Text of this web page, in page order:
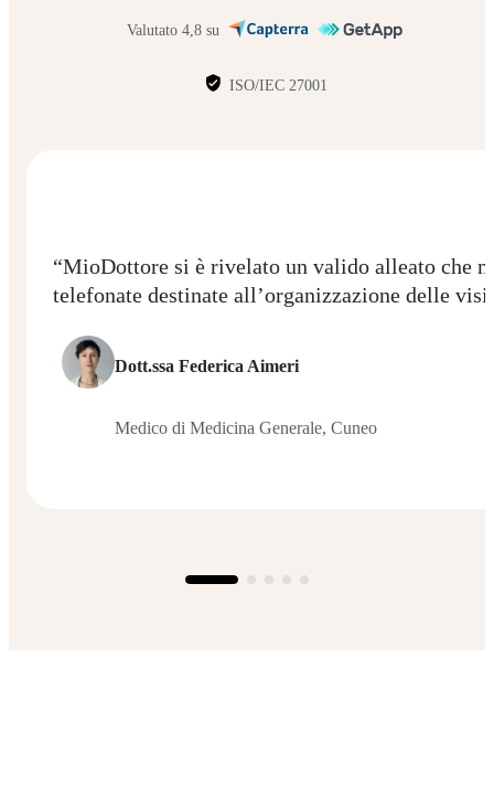
Valutato 4,8 su
ISO/IEC 27001
“Se dovessi sintetizzare che cos'è MioDottore
proiettato nel futuro"
Dott. Giuseppe Tringali
Otorinolaringoiatra, Catania